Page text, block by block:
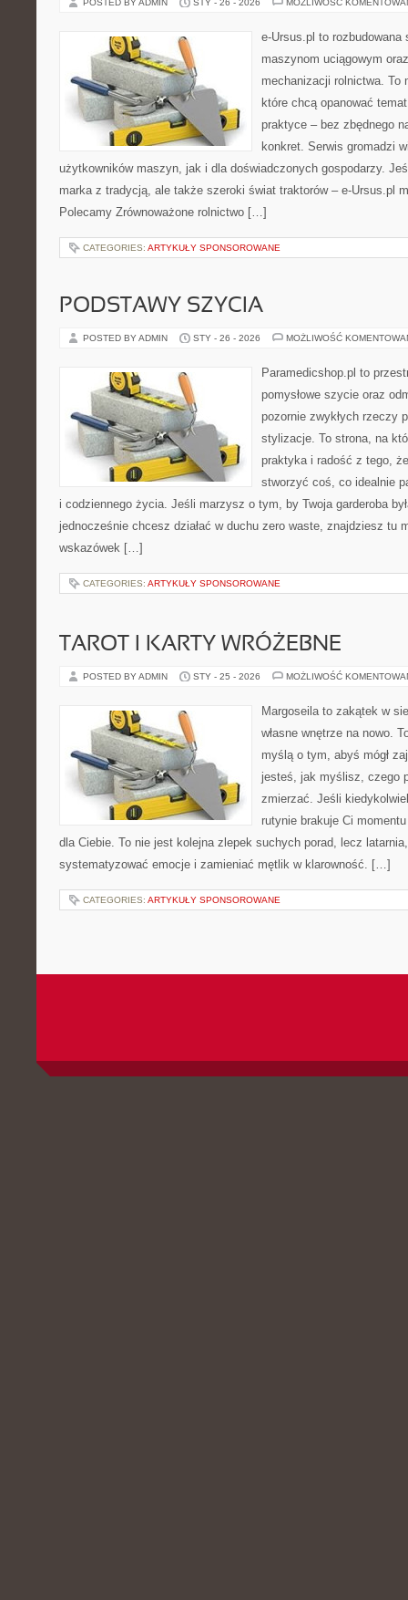
POSTED BY ADMIN STY - 26 - 2026 MOŻLIWOŚĆ
e-Ursus.pl to rozbudowana
maszynom uciągowym
mechanizacji rolnictwa. To
które chcą opanować
praktyce – bez zbędnego
konkret. Serwis gromadzi
użytkowników maszyn, jak i dla doświadczonych gospodarzy.
marka z tradycją, ale także szeroki świat traktorów – e-Ursus.pl
Polecamy Zrównoważone rolnictwo […]
CATEGORIES: ARTYKUŁY SPONSOROWANE
PODSTAWY SZYCIA
POSTED BY ADMIN STY - 26 - 2026 MOŻLIWOŚĆ
Paramedicshop.pl to
pomysłowe szycie oraz
pozornie zwykłych rzeczy
stylizacje. To strona, na
praktyka i radość z tego,
stworzyć coś, co idealnie
i codziennego życia. Jeśli marzysz o tym, by Twoja garderoba
jednocześnie chcesz działać w duchu zero waste, znajdziesz tu
wskazówek […]
CATEGORIES: ARTYKUŁY SPONSOROWANE
TAROT I KARTY WRÓŻEBNE
POSTED BY ADMIN STY - 25 - 2026 MOŻLIWOŚĆ
Margoseila to zakątek w
własne wnętrze na nowo.
myślą o tym, abyś mógł
jesteś, jak myślisz, czego
zmierzać. Jeśli
rutynie brakuje Ci
dla Ciebie. To nie jest kolejna zlepek suchych porad, lecz
systematyzować emocje i zamieniać mętlik w klarowność. […]
CATEGORIES: ARTYKUŁY SPONSOROWANE